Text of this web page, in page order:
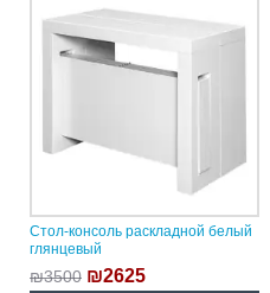
Стол-консоль раскладной белый
глянцевый
₪3500 ₪2625